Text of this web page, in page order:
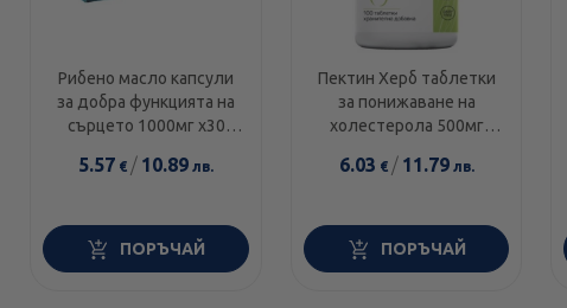
Рибено масло капсули
за добра функцията на
сърцето 1000мг х30
5.57 € / 10.89 лв.
ПОРЪЧАЙ
Пектин Херб таблетки
за понижаване на
холестерола 500мг
6.03 € / 11.79лв.
ПОРЪЧАЙ